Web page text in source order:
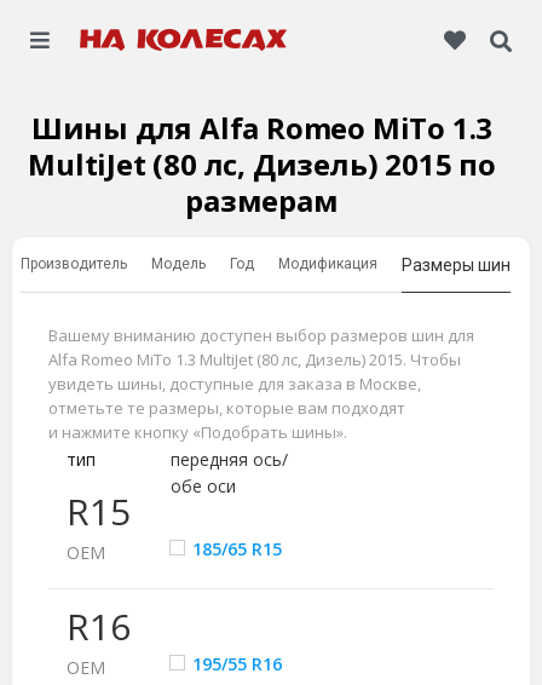
Шины для Alfa Romeo MiTo 1.3
MultiJet (80 лс, Дизель) 2015 по
размерам
Производитель Модель Год Модификация Размеры шин
Вашему вниманию доступен выбор размеров шин для
Alfa Romeo MiTo 1.3 MultiJet (80 лс, Дизель) 2015. Чтобы
увидеть шины, доступные для заказа в Москве,
отметьте те размеры, которые вам подходят
и нажмите кнопку «Подобрать шины».
R15
тип
передняя ось/
обе оси
ОЕМ 185/65 R15
R16
ОЕМ 195/55 R16